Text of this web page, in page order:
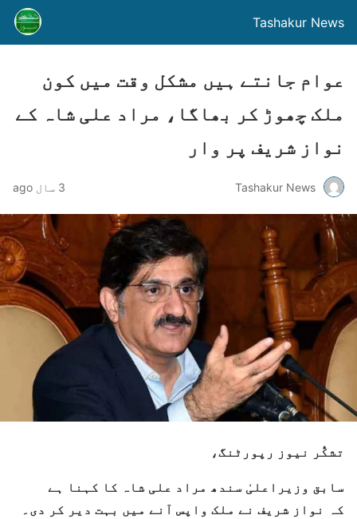
Tashakur News
عوام جانتے ہیں مشکل وقت میں کون
ملک چھوڑ کر بھاگا، مراد علی شاہ کے
نواز شریف پر وار
Tashakur News 3 سال ago
تشکُّر نیوز رپورٹنگ،
سابق وزیراعلیٰ سندھ مراد علی شاہ کا کہنا ہے
کہ نواز شریف نے ملک واپس آنے میں بہت دیر کر دی۔